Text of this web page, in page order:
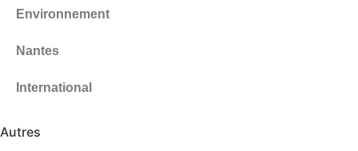
Environnement
Nantes
International
Autres